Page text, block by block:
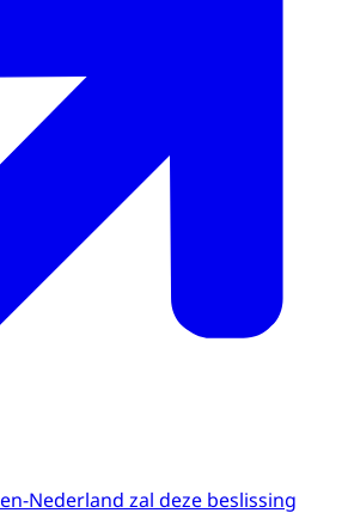
Nederland zal deze beslissing